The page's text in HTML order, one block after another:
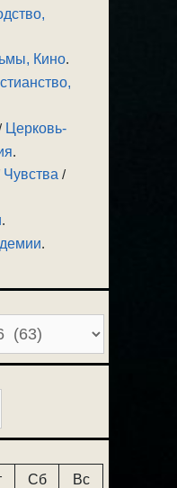
Кино.
Церковь-
.
Чувства /
.
.
Сб
Вс